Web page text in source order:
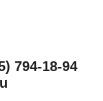
794-18-94